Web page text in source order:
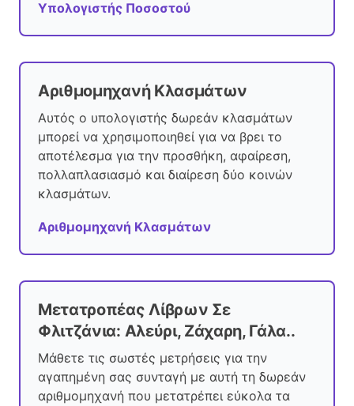
Υπολογιστής Ποσοστού
Αριθμομηχανή Κλασμάτων
Αυτός ο υπολογιστής δωρεάν κλασμάτων
μπορεί να χρησιμοποιηθεί για να βρει το
αποτέλεσμα για την προσθήκη, αφαίρεση,
πολλαπλασιασμό και διαίρεση δύο κοινών
κλασμάτων.
Αριθμομηχανή Κλασμάτων
Μετατροπέας Λίβρων Σε
Φλιτζάνια: Αλεύρι, Ζάχαρη, Γάλα..
Μάθετε τις σωστές μετρήσεις για την
αγαπημένη σας συνταγή με αυτή τη δωρεάν
αριθμομηχανή που μετατρέπει εύκολα τα